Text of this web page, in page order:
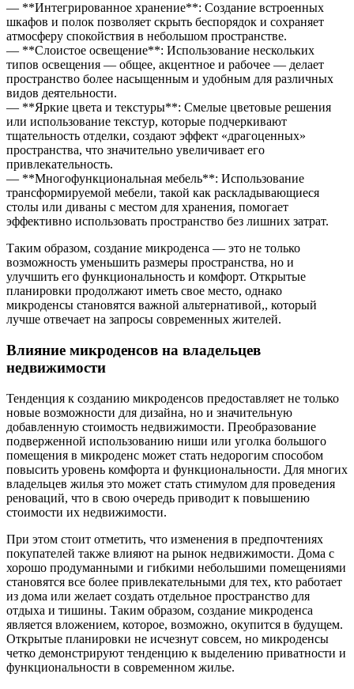
— **Интегрированное хранение**: Создание встроенных
шкафов и полок позволяет скрыть беспорядок и сохраняет
атмосферу спокойствия в небольшом пространстве.
— **Слоистое освещение**: Использование нескольких
типов освещения — общее, акцентное и рабочее — делает
пространство более насыщенным и удобным для различных
видов деятельности.
— **Яркие цвета и текстуры**: Смелые цветовые решения
или использование текстур, которые подчеркивают
тщательность отделки, создают эффект «драгоценных»
пространства, что значительно увеличивает его
привлекательность.
— **Многофункциональная мебель**: Использование
трансформируемой мебели, такой как раскладывающиеся
столы или диваны с местом для хранения, помогает
эффективно использовать пространство без лишних затрат.
Таким образом, создание микроденса — это не только
возможность уменьшить размеры пространства, но и
улучшить его функциональность и комфорт. Открытые
планировки продолжают иметь свое место, однако
микроденсы становятся важной альтернативой,, который
лучше отвечает на запросы современных жителей.
Влияние микроденсов на владельцев
недвижимости
Тенденция к созданию микроденсов предоставляет не только
новые возможности для дизайна, но и значительную
добавленную стоимость недвижимости. Преобразование
подверженной использованию ниши или уголка большого
помещения в микроденс может стать недорогим способом
повысить уровень комфорта и функциональности. Для многих
владельцев жилья это может стать стимулом для проведения
реноваций, что в свою очередь приводит к повышению
стоимости их недвижимости.
При этом стоит отметить, что изменения в предпочтениях
покупателей также влияют на рынок недвижимости. Дома с
хорошо продуманными и гибкими небольшими помещениями
становятся все более привлекательными для тех, кто работает
из дома или желает создать отдельное пространство для
отдыха и тишины. Таким образом, создание микроденса
является вложением, которое, возможно, окупится в будущем.
Открытые планировки не исчезнут совсем, но микроденсы
четко демонстрируют тенденцию к выделению приватности и
функциональности в современном жилье.